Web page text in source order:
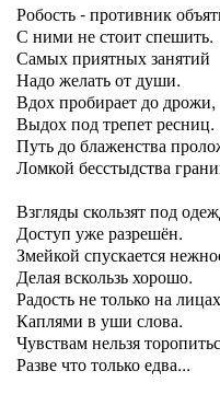
Робость - противник
С ними не стоит спешить.
Самых приятных занятий
Надо желать от души.
Вдох пробирает до дрожи,
Выдох под трепет ресниц.
Путь до блаженства
Ломкой бесстыдства
Взгляды скользят под
Доступ уже разрешён.
Змейкой спускается
Делая вскользь хорошо.
Радость не только на
Каплями в уши слова.
Чувствам нельзя
Разве что только едва...